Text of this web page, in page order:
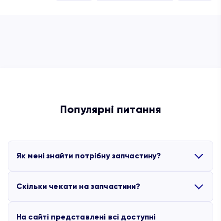
Популярні питання
Як мені знайти потрібну запчастину?
до основних моделей обладнання. Якщо для
Скільки чекати на запчастини?
На сайті представлені всі доступні